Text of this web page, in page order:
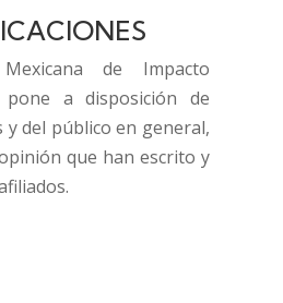
de Impacto
pone a disposición de
y del público en general,
que han escrito y